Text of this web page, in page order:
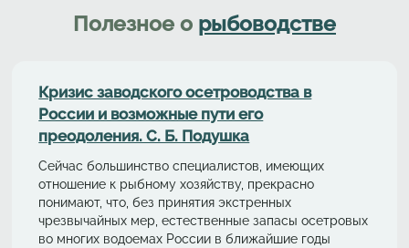
Полезное о рыбоводстве
Кризис заводского осетроводства в
России и возможные пути его
преодоления. С. Б. Подушка
Сейчас большинство специалистов, имеющих
отношение к рыбному хозяйству, прекрасно
понимают, что, без принятия экстренных
чрезвычайных мер, естественные запасы осетровых
во многих водоемах России в ближайшие годы